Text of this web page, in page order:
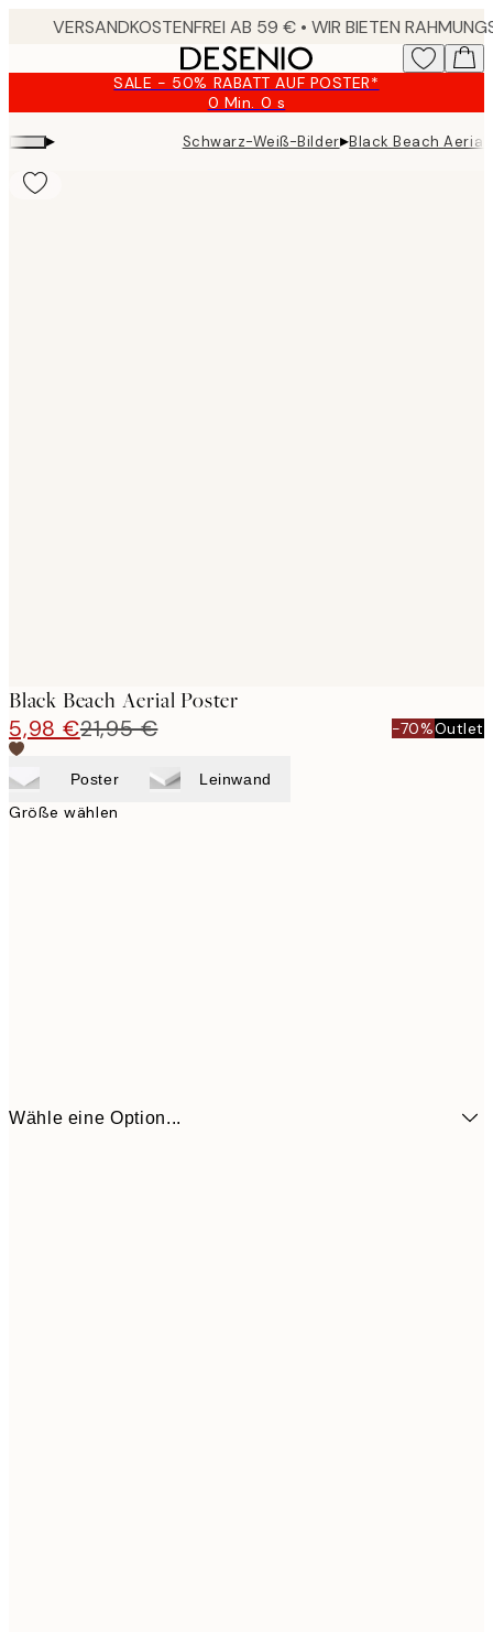
SALE - 50% RABATT AUF POSTER*
0 Min. 0 s
Gültig
bis:
2026-
▸ Schwarz-Weiß-Bilder▸Black Beach Aerial
Black Beach Aerial Poster
5,98 €21,95 € -70%Outlet
Poster Leinwand
Größe wählen
Wähle eine Option...